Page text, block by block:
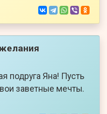
подруга Яна! Пусть
заветные мечты.